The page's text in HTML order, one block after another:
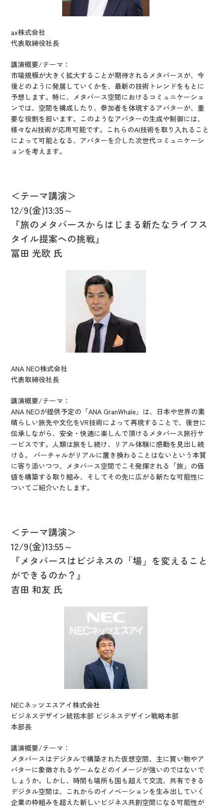
ax株式会社
代表取締役社長
講演概要/テーマ：
市場規模が大きく拡大することが期待されるメタバースが、今
後どのように発展していくかを、最新の技術トレンドをもとに
予想します。特に、メタバース空間におけるコミュニケーショ
ンでは、空間を構成したり、参加者を体現するアバターが、重
要な役割を担います。このようなアバターの生成や制御には、
様々なAI技術が応用可能です。これらのAI技術を取り入れること
によって可能となる、アバターを介した次世代コミュニケーシ
ョンを考えます。
＜テーマ講演＞
12/9(金)13:35～
『旅のメタバースからはじまる新たなライフス
タイル提案への挑戦』
冨田 光欧 氏
ANA NEO株式会社
代表取締役社長
講演概要/テーマ：
ANA NEOが提供予定の「ANA GranWhale」は、日本や世界の素
晴らしい旅先や文化をVR技術によって再現することで、後世に
伝承しながら、安全・快適に楽しんで頂けるメタバース旅行サ
ービスです。人類は旅をし続け、リアル体験に感動を見出し続
ける。 バーチャルがリアルに置き換わることはないという本質
に寄り添いつつ、メタバース空間でこそ発揮される「旅」の価
値を構築する取り組み、そしてその先に広がる新たな可能性に
ついてご紹介いたします。
＜テーマ講演＞
12/9(金)13:55～
『メタバースはビジネスの「場」を変えること
ができるのか？』
吉田 和友 氏
NECネッツエスアイ株式会社
ビジネスデザイン統括本部 ビジネスデザイン戦略本部
本部長
講演概要/テーマ：
メタバースはデジタルで構築された仮想空間、主に買い物やア
バターに象徴されるゲームなどのイメージが強いのではないで
しょうか。しかし、時間も場所も国も超えて交流、共有できる
デジタル空間は、これからのイノベーションを生み出していく
企業の枠組みを超えた新しいビジネス共創空間になる可能性が